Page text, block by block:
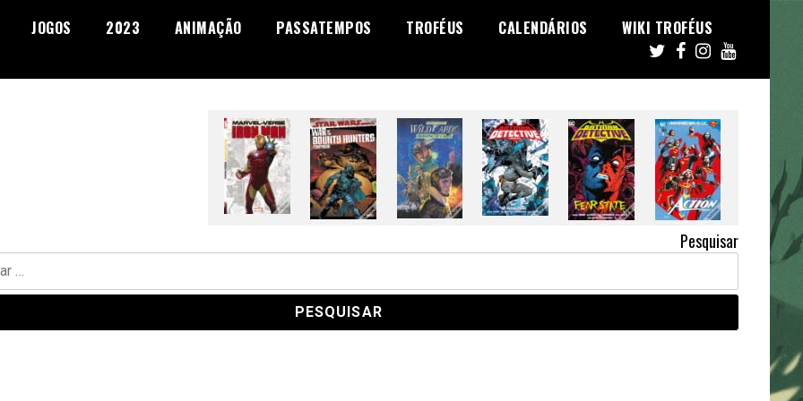
JOGOS 2023 ANIMAÇÃO PASSATEMPOS TROFÉUS CALENDÁRIOS WIKI TROFÉUS
Pesquisar